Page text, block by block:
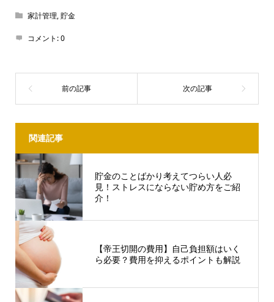
家計管理,貯金
コメント:0
関連記事
貯金のことばかり考えてつらい人必
見！ストレスにならない貯め方をご紹
介！
【帝王切開の費用】自己負担額はいく
ら必要？費用を抑えるポイントも解説